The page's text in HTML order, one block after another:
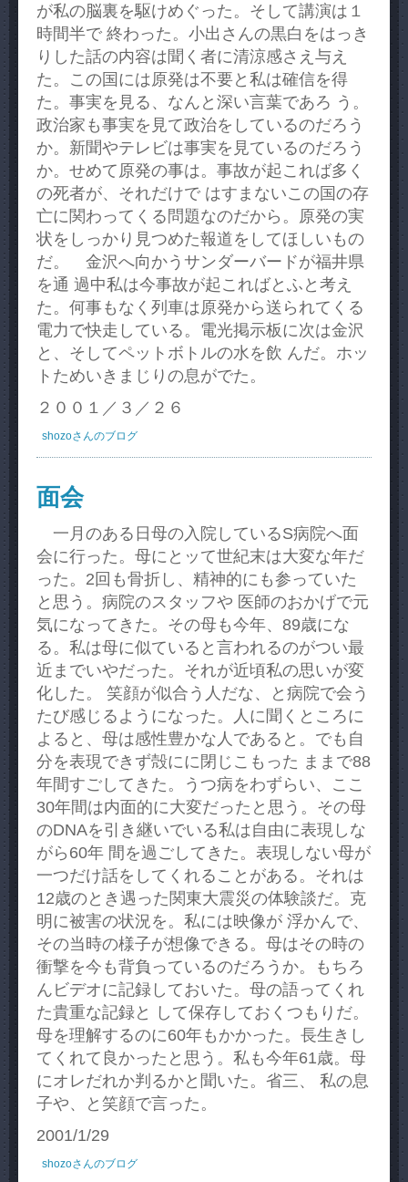
が私の脳裏を駆けめぐった。そして講演は１
時間半で 終わった。小出さんの黒白をはっき
りした話の内容は聞く者に清涼感さえ与え
た。この国には原発は不要と私は確信を得
た。事実を見る、なんと深い言葉であろ う。
政治家も事実を見て政治をしているのだろう
か。新聞やテレビは事実を見ているのだろう
か。せめて原発の事は。事故が起これば多く
の死者が、それだけで はすまないこの国の存
亡に関わってくる問題なのだから。原発の実
状をしっかり見つめた報道をしてほしいもの
だ。 金沢へ向かうサンダーバードが福井県
を通 過中私は今事故が起こればとふと考え
た。何事もなく列車は原発から送られてくる
電力で快走している。電光掲示板に次は金沢
と、そしてペットボトルの水を飲 んだ。ホッ
トためいきまじりの息がでた。
２００１／３／２６
shozoさんのブログ
面会
一月のある日母の入院しているS病院へ面
会に行った。母にとッて世紀末は大変な年だ
った。2回も骨折し、精神的にも参っていた
と思う。病院のスタッフや 医師のおかげで元
気になってきた。その母も今年、89歳にな
る。私は母に似ていると言われるのがつい最
近までいやだった。それが近頃私の思いが変
化した。 笑顔が似合う人だな、と病院で会う
たび感じるようになった。人に聞くところに
よると、母は感性豊かな人であると。でも自
分を表現できず殻にに閉じこもった ままで88
年間すごしてきた。うつ病をわずらい、ここ
30年間は内面的に大変だったと思う。その母
のDNAを引き継いでいる私は自由に表現しな
がら60年 間を過ごしてきた。表現しない母が
一つだけ話をしてくれることがある。それは
12歳のとき遇った関東大震災の体験談だ。克
明に被害の状況を。私には映像が 浮かんで、
その当時の様子が想像できる。母はその時の
衝撃を今も背負っているのだろうか。もちろ
んビデオに記録しておいた。母の語ってくれ
た貴重な記録と して保存しておくつもりだ。
母を理解するのに60年もかかった。長生きし
てくれて良かったと思う。私も今年61歳。母
にオレだれか判るかと聞いた。省三、 私の息
子や、と笑顔で言った。
2001/1/29
shozoさんのブログ